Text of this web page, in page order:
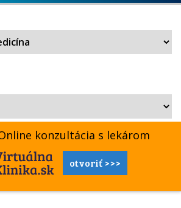
konzultácia s lekárom
otvoriť >>>